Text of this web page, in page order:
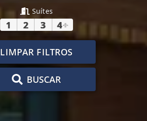
Suítes
1 2 3 4+
LIMPAR FILTROS
BUSCAR